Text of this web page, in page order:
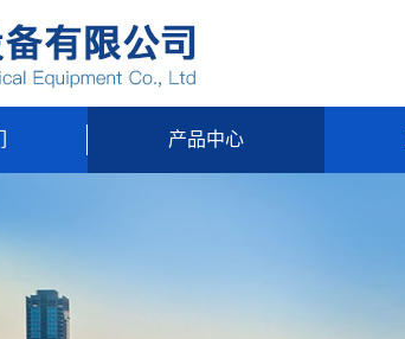
产品中心